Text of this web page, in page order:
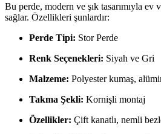
Bu perde, modern ve şık tasarımıyla ev
sağlar. Özellikleri şunlardır:
Perde Tipi: Stor Perde
Renk Seçenekleri: Siyah ve Gri
Malzeme: Polyester kumaş,
Takma Şekli: Kornişli montaj
Özellikler: Çift kanatlı, nemli